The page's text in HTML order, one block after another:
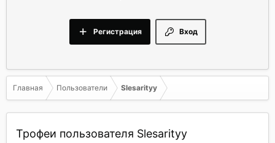
Вход
Регистрация
Главная Пользователи Slesarityy
Трофеи пользователя Slesarityy